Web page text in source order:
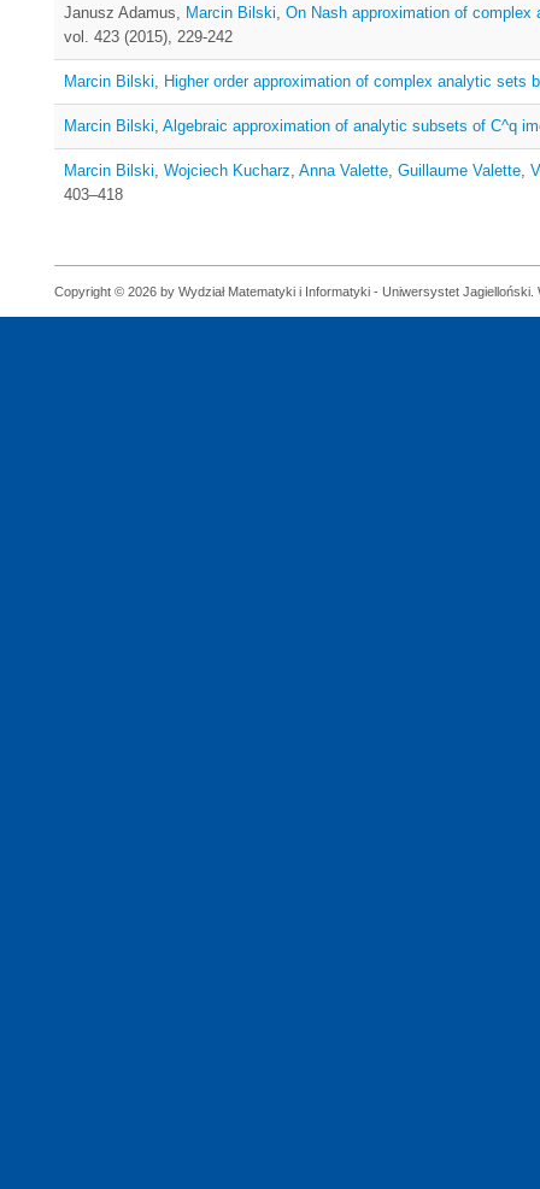
Janusz Adamus, Marcin Bilski, On Nash approximation of
vol. 423 (2015), 229-242
Marcin Bilski, Higher order approximation of complex analytic sets
Marcin Bilski, Algebraic approximation of analytic subsets of C^q
Marcin Bilski, Wojciech Kucharz, Anna Valette, Guillaume Valette,
403–418
Copyright © 2026 by Wydział Matematyki i Informatyki - Uniwersystet